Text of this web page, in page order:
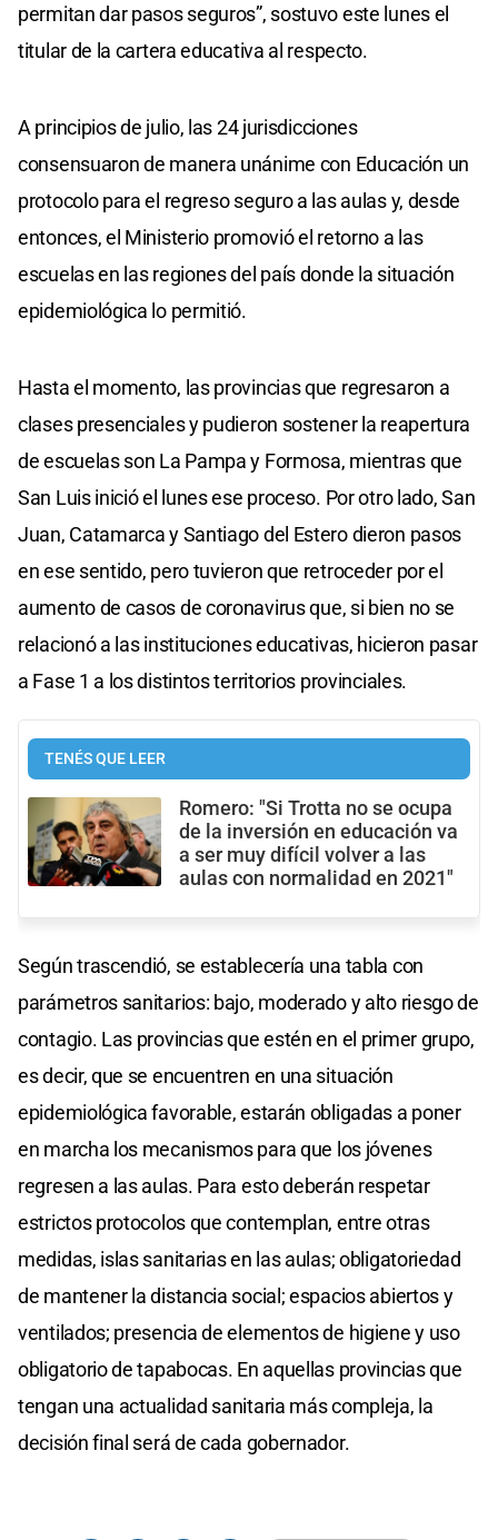
permitan dar pasos seguros”, sostuvo este lunes el
titular de la cartera educativa al respecto.
A principios de julio, las 24 jurisdicciones
consensuaron de manera unánime con Educación un
protocolo para el regreso seguro a las aulas y, desde
entonces, el Ministerio promovió el retorno a las
escuelas en las regiones del país donde la situación
epidemiológica lo permitió.
Hasta el momento, las provincias que regresaron a
clases presenciales y pudieron sostener la reapertura
de escuelas son La Pampa y Formosa, mientras que
San Luis inició el lunes ese proceso. Por otro lado, San
Juan, Catamarca y Santiago del Estero dieron pasos
en ese sentido, pero tuvieron que retroceder por el
aumento de casos de coronavirus que, si bien no se
relacionó a las instituciones educativas, hicieron pasar
a Fase 1 a los distintos territorios provinciales.
TENÉS QUE LEER
Romero: "Si Trotta no se ocupa
de la inversión en educación va
a ser muy difícil volver a las
aulas con normalidad en 2021"
Según trascendió, se establecería una tabla con
parámetros sanitarios: bajo, moderado y alto riesgo de
contagio. Las provincias que estén en el primer grupo,
es decir, que se encuentren en una situación
epidemiológica favorable, estarán obligadas a poner
en marcha los mecanismos para que los jóvenes
regresen a las aulas. Para esto deberán respetar
estrictos protocolos que contemplan, entre otras
medidas, islas sanitarias en las aulas; obligatoriedad
de mantener la distancia social; espacios abiertos y
ventilados; presencia de elementos de higiene y uso
obligatorio de tapabocas. En aquellas provincias que
tengan una actualidad sanitaria más compleja, la
decisión final será de cada gobernador.